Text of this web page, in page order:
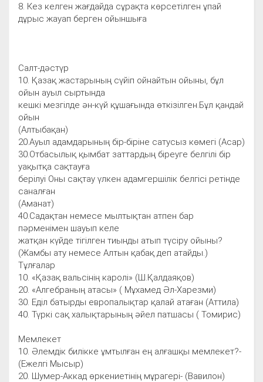
8. Кез келген жағдайда сұрақта көрсетілген ұпай
дұрыс жауап берген ойыншыға
Cалт-дәстүр
10. Қазақ жастарының сүйіп ойнайтын ойыны, бұл
ойын ауыл сыртында
кешкі мезгілде ән-күй құшағында өткізілген.Бұл қандай
ойын
(Алтыбақан)
20.Ауыл адамдарының бір-біріне сатусыз көмегі (Асар)
30.Отбасылық қымбат заттардың біреуге белгілі бір
уақытқа сақтауға
берілуі Оны сақтау үлкен адамгершілік белгісі ретінде
саналған
(Аманат)
40.Садақтан немесе мылтықтан атпен бар
пәрменімен шауып келе
жатқан күйде тігілген тиынды атып түсіру ойыны?
(Жамбы ату немесе Алтын қабақ деп атайды.)
Тұлғалар
10. «Қазақ вальсінің каролі» (Ш.Қалдаяқов)
20. «Алгебраның атасы» ( Мұхамед Әл-Харезми)
30. Еділ батырды европалықтар қалай атаған (Аттила)
40. Түркі сақ халықтарының әйел патшасы ( Томирис)
Мемлекет
10. Әлемдік билікке ұмтылған ең алғашқы мемлекет?-
(Ежелгі Мысыр)
20. Шумер-Аккад өркениетінің мұрагері- (Вавилон)